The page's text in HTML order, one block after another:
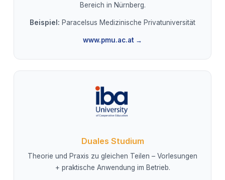
Bereich in Nürnberg.
Beispiel: Paracelsus Medizinische Privatuniversität
www.pmu.ac.at →
Duales Studium
Theorie und Praxis zu gleichen Teilen – Vorlesungen
+ praktische Anwendung im Betrieb.